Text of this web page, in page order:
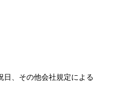
日、その他会社規定による